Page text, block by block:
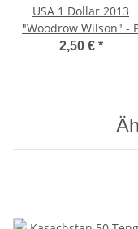
USA 1 Dollar 2013
"Woodrow Wilson" -
2,50 € *